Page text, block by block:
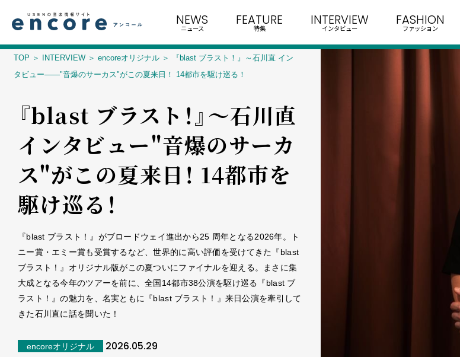
NEWS
ニュース
FEATURE
特集
INTERVIEW
インタビュー
FASHION
ファッション
TOP INTERVIEW encoreオリジナル
『blast ブラスト！』～石川直 イン
タビュー――"音爆のサーカス"がこの夏来日！ 14都市を駆け巡る！
『blast ブラスト！』～石川直
インタビュー――"音爆のサーカ
ス"がこの夏来日！ 14都市を
駆け巡る！
『blast ブラスト！』がブロードウェイ進出から25 周年となる2026年。ト
ニー賞・エミー賞も受賞するなど、世界的に高い評価を受けてきた『blast
ブラスト！』オリジナル版がこの夏ついにファイナルを迎える。まさに集
大成となる今年のツアーを前に、全国14都市38公演を駆け巡る『blast ブ
ラスト！』の魅力を、名実ともに『blast ブラスト！』来⽇公演を牽引して
きた⽯川直に話を聞いた！
encoreオリジナル 2026.05.29